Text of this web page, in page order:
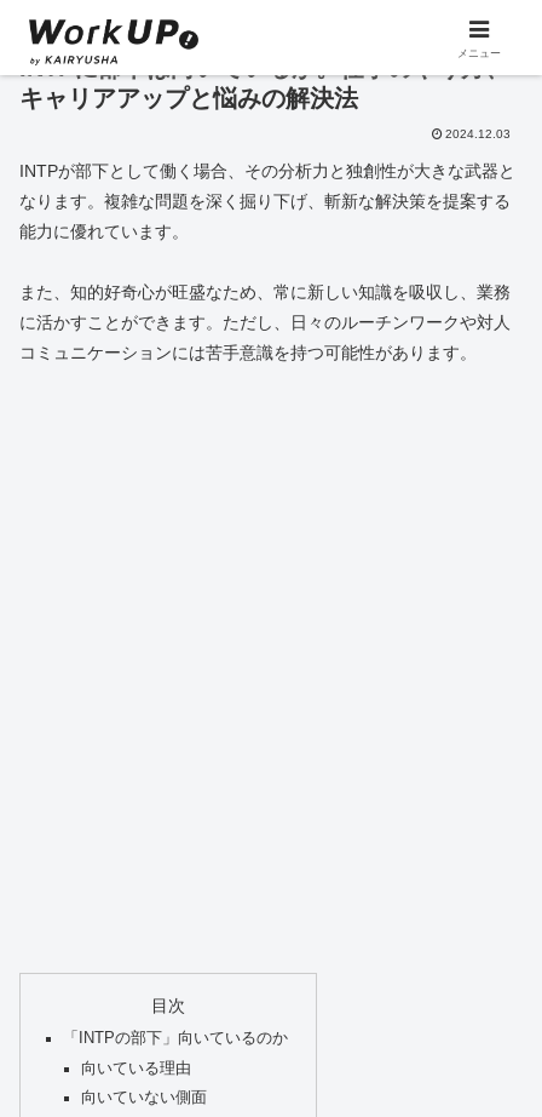
INTPに部下は向いているか。仕事のやり方、
キャリアアップと悩みの解決法
2024.12.03
INTPが部下として働く場合、その分析力と独創性が大きな武器と
なります。複雑な問題を深く掘り下げ、斬新な解決策を提案する
能力に優れています。
また、知的好奇心が旺盛なため、常に新しい知識を吸収し、業務
に活かすことができます。ただし、日々のルーチンワークや対人
コミュニケーションには苦手意識を持つ可能性があります。
目次
「INTPの部下」向いているのか
向いている理由
向いていない側面
メニュー